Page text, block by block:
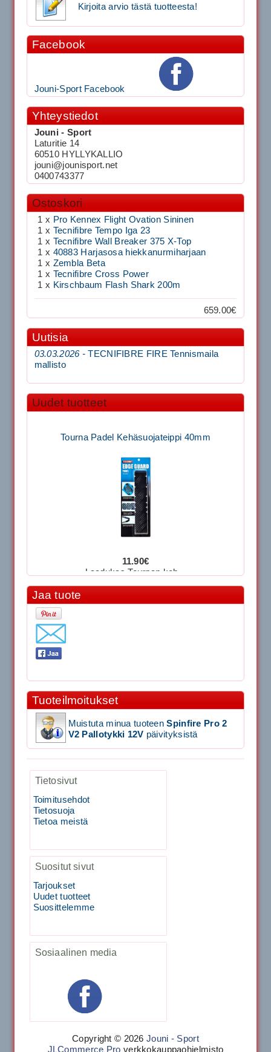
Kirjoita arvio tästä tuotteesta!
Facebook
Jouni-Sport Facebook
Yhteystiedot
Jouni - Sport
Laturitie 14
60510 HYLLYKALLIO
jouni@jounisport.net
0400743377
Ostoskori
1 x Pro Kennex Flight Ovation Sininen
1 x Tecnifibre Tempo Iga 23
1 x Tecnifibre Wall Breaker 375 X-Top
1 x 40883 Harjasosa hiekkanurmiharjaan
1 x Zembla Beta
1 x Tecnifibre Cross Power
1 x Kirschbaum Flash Shark 200m
659.00€
Uutisia
03.03.2026 -TECNIFIBRE FIRE Tennismaila
mallisto
Uudet tuotteet
Laadukas Tournan keh...
Signum S-7000 Jännityskone (Pöytämalli)
1,999.00€
SIGNUM S-7000 &...
40883 Harjasosa hiekkanurmiharjaan
Kirschbaum Flash Shark 200m
Tecnifibre Classic Sukka 3pr
19.90€
Laadukas urheilusukk...
Jaa tuote
Tuoteilmoitukset
Muistuta minua tuoteenSpinfire Pro 2
V2 Pallotykki 12V päivityksistä
Tietosivut
Toimitusehdot
Tietosuoja
Tietoa meistä
Suositut sivut
Tarjoukset
Uudet tuotteet
Suosittelemme
Sosiaalinen media
Copyright © 2026Jouni - Sport
JLCommerce Pro verkkokauppaohjelmisto